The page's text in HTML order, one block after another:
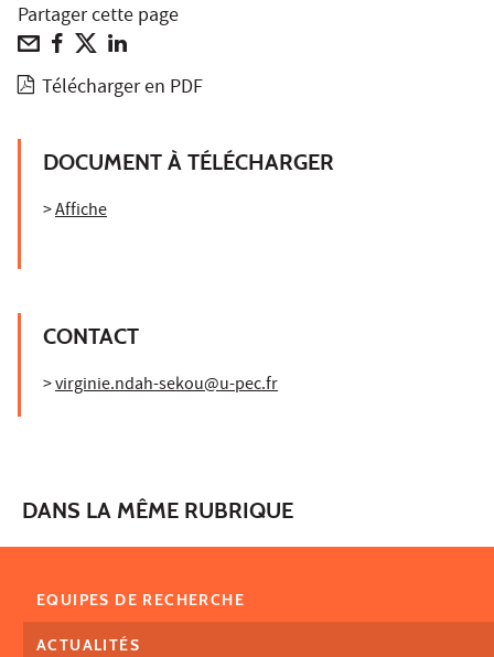
Partager cette page
Télécharger en PDF
DOCUMENT À TÉLÉCHARGER
>Affiche
CONTACT
>virginie.ndah-sekou@u-pec.fr
DANS LA MÊME RUBRIQUE
EQUIPES DE RECHERCHE
ACTUALITÉS